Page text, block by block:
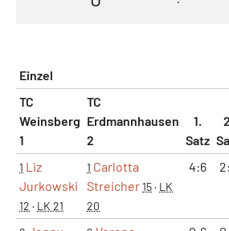
Einzel
TC
Weinsberg
1
TC
Erdmannhausen
2
1.
Satz
1 Liz
Jurkowski
12 · LK 21
1 Carlotta
Streicher15· LK
20
4:6